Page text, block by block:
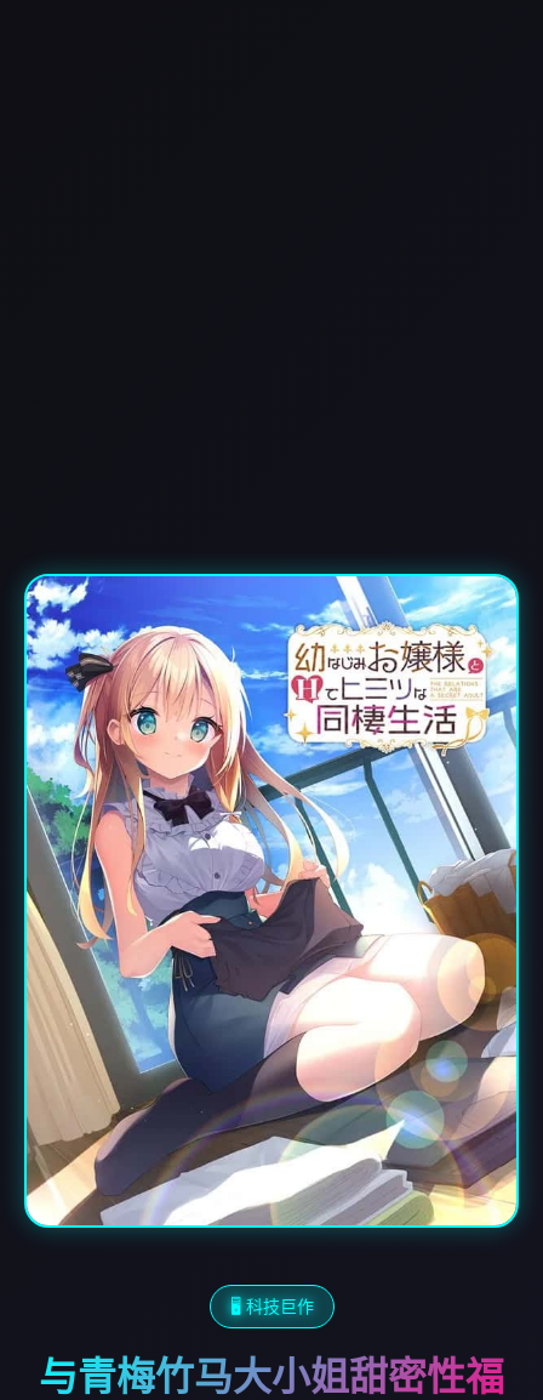
🖥️ 科技巨作
与青梅竹马大小姐甜密性福